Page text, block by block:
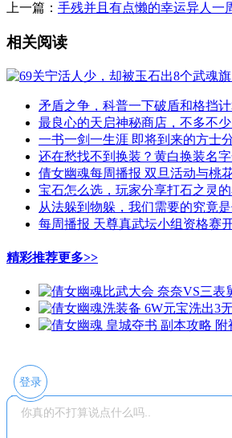
上一篇： 手残并且有点懒的幸运异人一
相关阅读
矛盾之争，科普一下破盾和格挡计
最良心的天启神秘商店，不多不少
一书一剑一生涯 即将到来的方士
还在愁找不到换装？黄白换装名字
倩女幽魂每周播报 双旦活动与桃
宝石怎么选，玩家分享打石之灵的
从法躲到物躲，我们需要的究竟是
每周播报 天尊真武坛小组资格赛
精彩推荐更多>>
登录